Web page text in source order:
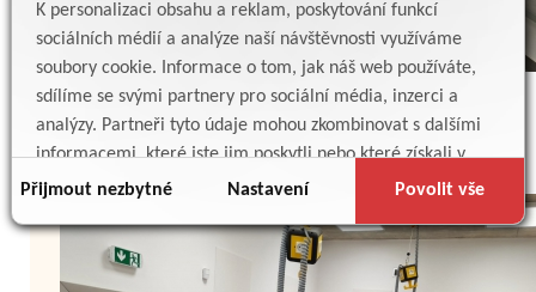
K personalizaci obsahu a reklam, poskytování funkcí
sociálních médií a analýze naší návštěvnosti využíváme
soubory cookie. Informace o tom, jak náš web používáte,
sdílíme se svými partnery pro sociální média, inzerci a
analýzy. Partneři tyto údaje mohou zkombinovat s dalšími
informacemi, které jste jim poskytli nebo které získali v
důsledku toho, že používáte jejich služby.
Přijmout nezbytné Nastavení Povolit vše